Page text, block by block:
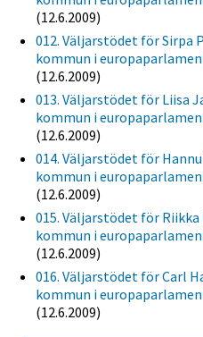
(12.6.2009)
012. Väljarstödet för Sirpa
kommun i
(12.6.2009)
013. Väljarstödet för Liisa
kommun i
(12.6.2009)
014. Väljarstödet för
kommun i
(12.6.2009)
015. Väljarstödet för
kommun i
(12.6.2009)
016. Väljarstödet för Carl
kommun i
(12.6.2009)